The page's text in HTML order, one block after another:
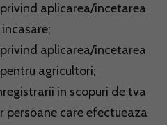
aplicarea/incetarea
aplicarea/incetarea
agricultori;
in scopuri de tva
persoane care efectueaza